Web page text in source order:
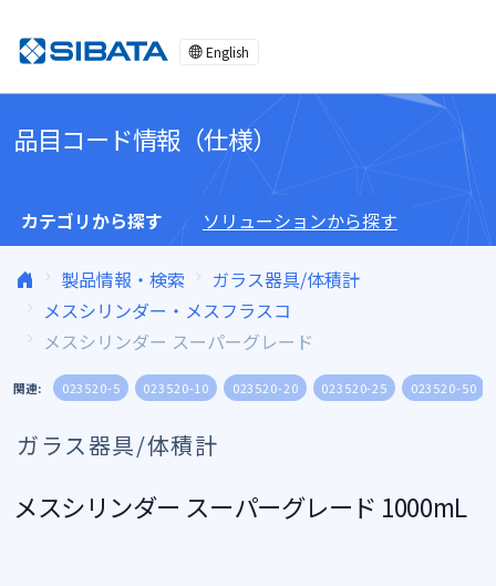
English
品目コード情報（仕様）
カテゴリから探す ソリューションから探す
製品情報・検索
ガラス器具/体積計
メスシリンダー・メスフラスコ
メスシリンダー スーパーグレード
関連: 023520-5 023520-10 023520-20 023520-25 023520-50
ガラス器具/体積計
メスシリンダー スーパーグレード 1000mL